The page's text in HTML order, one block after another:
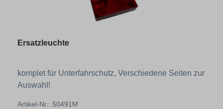
Ersatzleuchte
komplet für Unterfahrschutz, Verschiedene Seiten zur
Auswahl!
Artikel-Nr.: 50491M